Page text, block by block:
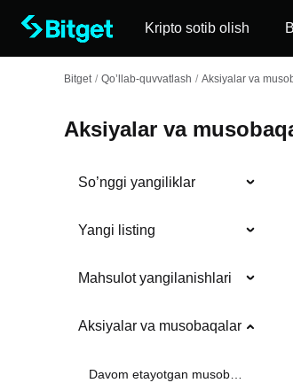
Kripto sotib olish
Bitget / Qo’llab-quvvatlash / Aksiyalar va
Aksiyalar va
So’nggi yangiliklar
Yangi listing
Mahsulot yangilanishlari
Aksiyalar va musobaqalar
Davom etayotgan musobaqalar va tadbirlar